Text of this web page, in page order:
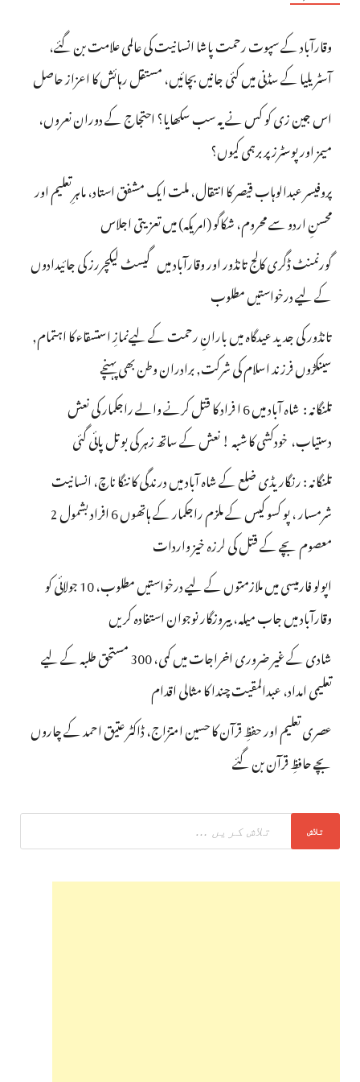
وقارآباد کے سپوت رحمت پاشا انسانیت کی عالمی علامت بن گئے،
آسٹریلیا کے سڈنی میں کئی جانیں بچائیں، مستقل رہائش کا اعزاز حاصل
اس جین زی کو کس نے یہ سب سکھایا؟ احتجاج کے دوران نعروں،
میمز اور پوسٹرز پر برہمی کیوں؟
پروفیسر عبدالوہاب قیصر کا انتقال، ملت ایک مشفق استاد، ماہرِتعلیم اور
محسنِ اردو سے محروم، شکاگو (امریکہ) میں تعزیتی اجلاس
گورنمنٹ ڈگری کالج تانڈور اور وقارآباد میں گیسٹ لیکچررز کی جائیدادوں
کے لیے درخواستیں مطلوب
تانڈور کی جدید عیدگاہ میں بارانِ رحمت کے لیےنمازِ استسقاء کا اہتمام,
سینکڑوں فرزند اسلام کی شرکت, برادران وطن بھی پہنچے
تلنگانہ : شاہ آباد میں 6 ا فراد کا قتل کرنے والے راجکمار کی نعش
دستیاب، خودکشی کا شبہ ! نعش کے ساتھ زہر کی بوتل پائی گئی
تلنگانہ : رنگاریڈی ضلع کے شاہ آباد میں درندگی کا ننگا ناچ، انسانیت
شرمسار ، پو کسو کیس کے ملزم راجکمار کے ہاتھوں 6 افراد بشمول 2
معصوم بچے کے قتل کی لرزہ خیز واردات
اپولو فارمیسی میں ملازمتوں کے لیے درخواستیں مطلوب، 10 جولائی کو
وقارآباد میں جاب میلہ، بیروزگار نوجوان استفادہ کریں
شادی کے غیر ضروری اخراجات میں کمی، 300 مستحق طلبہ کے لیے
تعلیمی امداد، عبدالمقیت چندا کا مثالی اقدام
عصری تعلیم اور حفظِ قرآن کا حسین امتزاج، ڈاکٹر عتیق احمد کے چاروں
بچے حافظِ قرآن بن گئے